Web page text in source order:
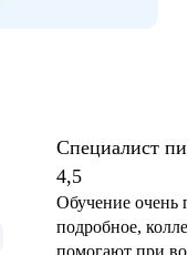
Специалист
поддержки
4,5
Обучение очень
подробное,
помогают при